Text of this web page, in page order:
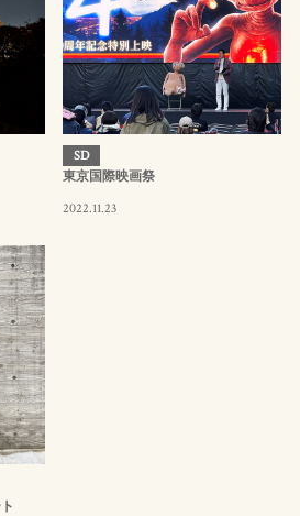
SD
東京国際映画祭
2022.11.23